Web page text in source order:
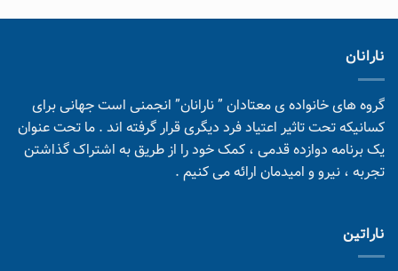
نارانان
گروه های خانواده ی معتادان ” نارانان” انجمنی است جهانی برای
کسانیکه تحت تاثیر اعتیاد فرد دیگری قرار گرفته اند . ما تحت عنوان
یک برنامه دوازده قدمی ، کمک خود را از طریق به اشتراک گذاشتن
تجربه ، نیرو و امیدمان ارائه می کنیم .
ناراتین